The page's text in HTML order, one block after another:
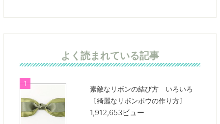
よく読まれている記事
素敵なリボンの結び方 いろいろ
〔綺麗なリボンボウの作り方〕
1,912,653ビュー